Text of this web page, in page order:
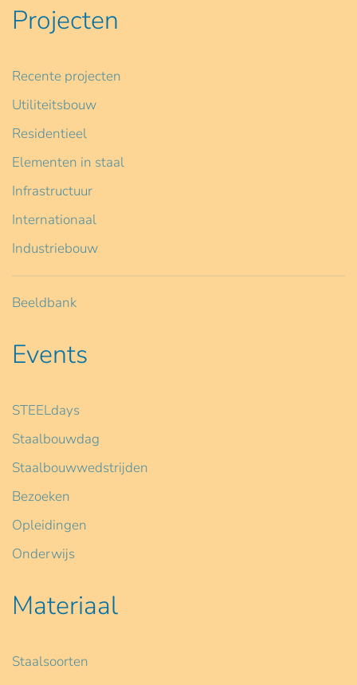
Projecten
Recente projecten
Utiliteitsbouw
Residentieel
Elementen in staal
Infrastructuur
Internationaal
Industriebouw
Beeldbank
Events
STEELdays
Staalbouwdag
Staalbouwwedstrijden
Bezoeken
Opleidingen
Onderwijs
Materiaal
Staalsoorten